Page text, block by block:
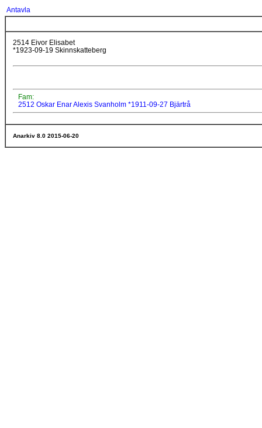
Antavla
2514 Eivor Elisabet
*1923-09-19 Skinnskatteberg
Fam:
2512 Oskar Enar Alexis Svanholm *1911-09-27 Bjärtrå
Anarkiv 8.0 2015-06-20